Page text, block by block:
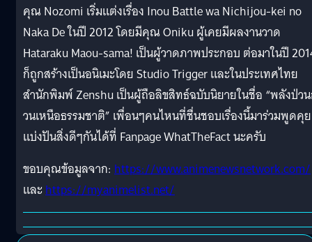
คุณ Nozomi เริ่มแต่งเรื่อง Inou Battle wa Nichijou-kei no
Naka De ในปี 2012 โดยมีคุณ Oniku ผู้เคยมีผลงานวาด
Hataraku Maou-sama! เป็นผู้วาดภาพประกอบ ต่อมาในปี
ก็ถูกสร้างเป็นอนิเมะโดย Studio Trigger และในประเทศไทย
สำนักพิมพ์ Zenshu เป็นผู้ถือลิขสิทธ์ฉบับนิยายในชื่อ “พลังป่ว
วนเหนือธรรมชาติ” เพื่อนๆคนไหนที่ชื่นชอบเรื่องนี้มาร่วมพูดคุย
แบ่งปันสิ่งดีๆกันได้ที่ Fanpage WhatTheFact นะครับ
ขอบคุณข้อมูลจาก: https://www.animenewsnetwork.com/
และhttps://myanimelist.net/